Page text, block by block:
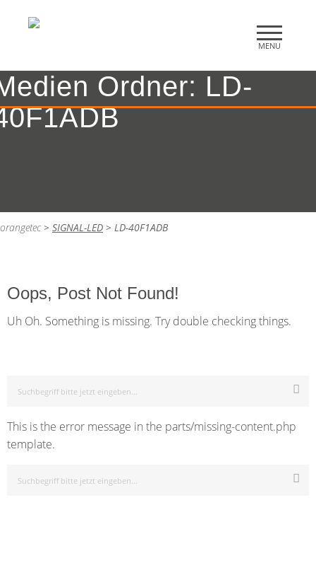
Ordner: LD-
orangetec > SIGNAL-LED > LD-40F1ADB
Oops, Post Not Found!
Uh Oh. Something is missing. Try double checking things.
This is the error message in the parts/missing-content.php
template.